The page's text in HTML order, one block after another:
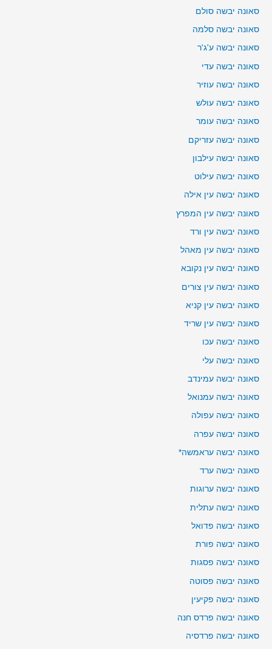
סאונה יבשה סולם
סאונה יבשה סלמה
סאונה יבשה ע'ג'ר
סאונה יבשה עדי
סאונה יבשה עוזיר
סאונה יבשה עולש
סאונה יבשה עומר
סאונה יבשה עזריקם
סאונה יבשה עילבון
סאונה יבשה עילוט
סאונה יבשה עין אילה
סאונה יבשה עין המפרץ
סאונה יבשה עין ורד
סאונה יבשה עין מאהל
סאונה יבשה עין נקובא
סאונה יבשה עין צורים
סאונה יבשה עין קניא
סאונה יבשה עין שריד
סאונה יבשה עכו
סאונה יבשה עלי
סאונה יבשה עמינדב
סאונה יבשה עמנואל
סאונה יבשה עפולה
סאונה יבשה עפרה
סאונה יבשה עראמשה*
סאונה יבשה ערד
סאונה יבשה ערוגות
סאונה יבשה עתלית
סאונה יבשה פדואל
סאונה יבשה פורת
סאונה יבשה פסגות
סאונה יבשה פסוטה
סאונה יבשה פקיעין
סאונה יבשה פרדס חנה
סאונה יבשה פרדסיה